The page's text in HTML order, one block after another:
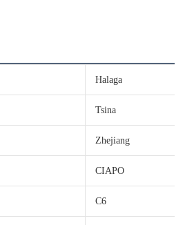
Halaga
Tsina
Zhejiang
CIAPO
C6